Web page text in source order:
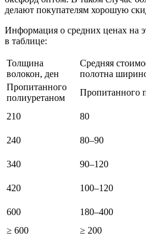
делают покупателям хорошую
Информация о средних ценах на
в таблице:
Толщина
волокон, ден
Средняя
полотна
Пропитанного
полиуретаном
Пропитанного
210 80
240
80–90
340
90–120
420
100–120
600
180–400
≥ 600
≥ 200